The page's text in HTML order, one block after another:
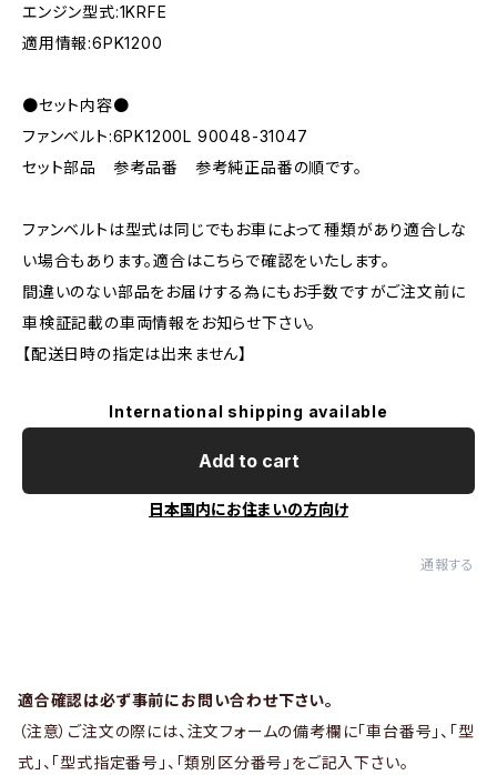
エンジン型式:1KRFE
適用情報:6PK1200
●セット内容●
ファンベルト:6PK1200L 90048-31047
セット部品 参考品番 参考純正品番の順です。
ファンベルトは型式は同じでもお車によって種類があり適合しな
い場合もあります。適合はこちらで確認をいたします。
間違いのない部品をお届けする為にもお手数ですがご注文前に
車検証記載の車両情報をお知らせ下さい。
【配送日時の指定は出来ません】
International shipping available
Add to cart
日本国内にお住まいの方向け
通報する
適合確認は必ず事前にお問い合わせ下さい。
（注意）ご注文の際には、注文フォームの備考欄に「車台番号」、「型
式」、「型式指定番号」、「類別区分番号」をご記入下さい。